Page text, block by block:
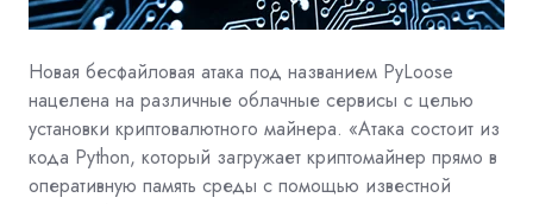
Новая бесфайловая атака под названием PyLoose
нацелена на различные облачные сервисы с целью
установки криптовалютного майнера. «Атака состоит из
кода Python, который загружает криптомайнер прямо в
оперативную память среды с помощью известной